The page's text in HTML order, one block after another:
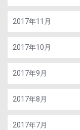
2017年11月
2017年10月
2017年9月
2017年8月
2017年7月